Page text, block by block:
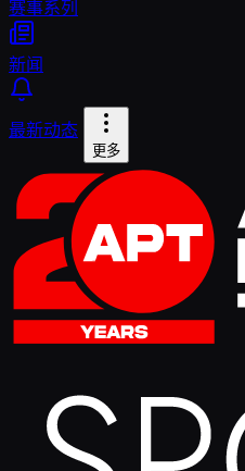
赛事系列
新闻
最新动态
更多